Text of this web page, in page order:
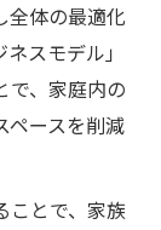
全体の最適化
スモデル」
で、家庭内の
ペースを削減
ことで、家族